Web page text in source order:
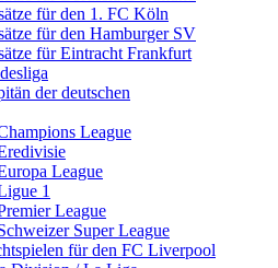
für den 1. FC Köln
für den Hamburger SV
für Eintracht Frankfurt
der deutschen
League
League
1
League
Super League
für den FC Liverpool